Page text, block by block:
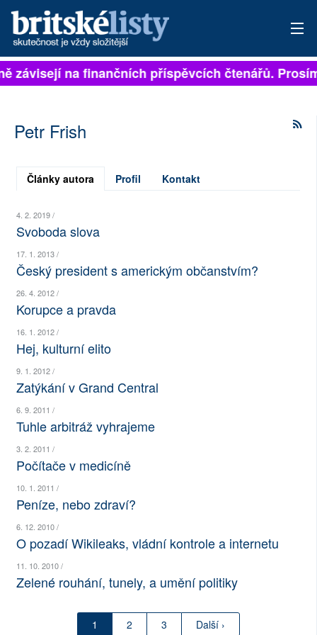
PŘIHLÁSIT
ARCHIV
ROZHOVORY
NEJČTENĚJŠÍ ZA 7 DNÍ
AUTOŘI
PŘÍSPĚVKY NA PROVOZ
SOCIÁLNÍ SÍTĚ
RUBRIKY
závisejí na finančních příspěvcích čtenářů.
Petr Frish
Články autora Profil Kontakt
4. 2. 2019 /
Svoboda slova
17. 1. 2013 /
Český president s americkým občanstvím?
26. 4. 2012 /
Korupce a pravda
16. 1. 2012 /
Hej, kulturní elito
9. 1. 2012 /
Zatýkání v Grand Central
6. 9. 2011 /
Tuhle arbitráž vyhrajeme
3. 2. 2011 /
Počítače v medicíně
10. 1. 2011 /
Peníze, nebo zdraví?
6. 12. 2010 /
O pozadí Wikileaks, vládní kontrole a internetu
11. 10. 2010 /
Zelené rouhání, tunely, a umění politiky
1 2 3 Další ›